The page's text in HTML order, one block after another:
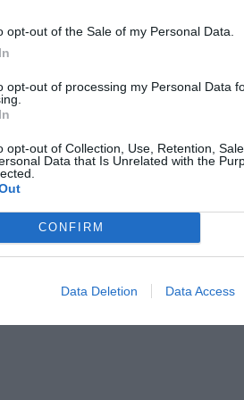
opt-out of the Sale of my Personal Data.
opt-out of processing my Personal Data
opt-out of Collection, Use, Retention,
Data that Is Unrelated with the
CONFIRM
Data Deletion Data Access
Bar
de l'hôtel